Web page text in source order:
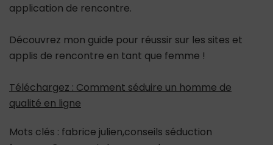
application de rencontre.
Découvrez mon guide pour réussir sur les sites et
applis de rencontre en tant que femme !
Téléchargez : Comment séduire un homme de
qualité en ligne
Mots clés : fabrice julien,conseils séduction